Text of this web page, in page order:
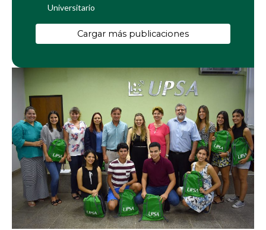
Universitario
Cargar más publicaciones